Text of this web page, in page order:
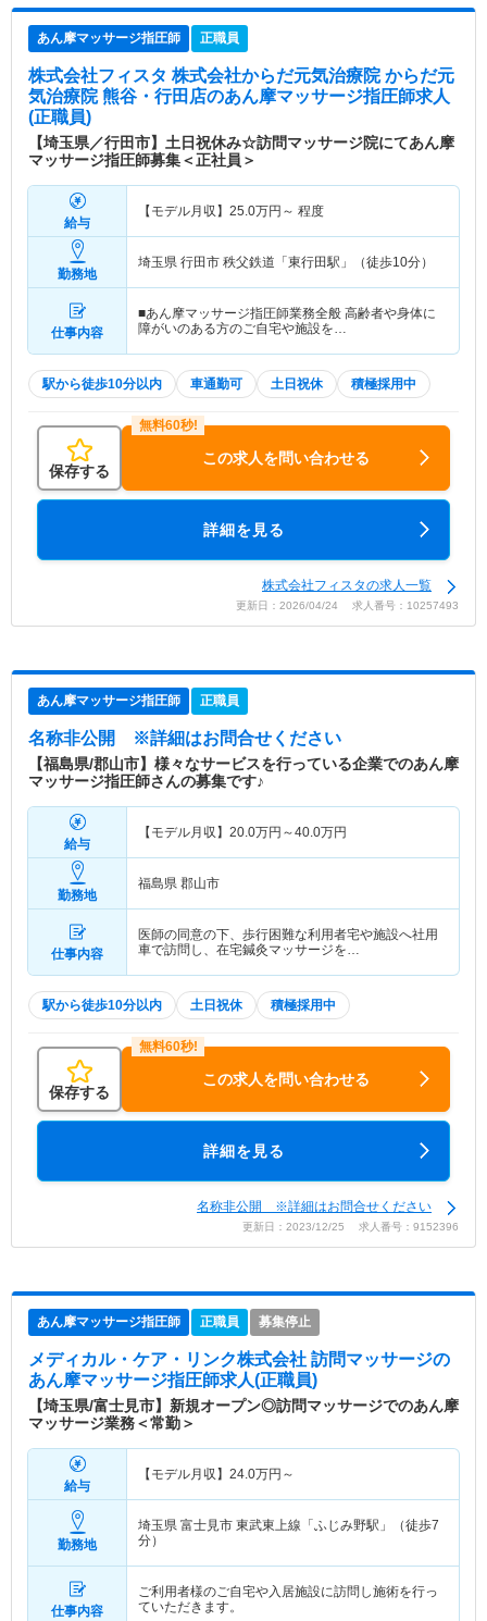
あん摩マッサージ指圧師 正職員
株式会社フィスタ 株式会社からだ元気治療院 からだ元
気治療院 熊谷・行田店のあん摩マッサージ指圧師求人
(正職員)
【埼玉県／行田市】土日祝休み☆訪問マッサージ院にてあん摩
マッサージ指圧師募集＜正社員＞
給与
【モデル月収】 25.0万円～ 程度
勤務地
埼玉県 行田市 秩父鉄道「東行田駅」（徒歩10分）
仕事内容
■あん摩マッサージ指圧師業務全般 高齢者や身体に
障がいのある方のご自宅や施設を…
駅から徒歩10分以内 車通勤可 土日祝休 積極採用中
保存する
この求人を問い合わせる
詳細を見る
株式会社フィスタの求人一覧
更新日：2026/04/24 求人番号：10257493
あん摩マッサージ指圧師 正職員
名称非公開 ※詳細はお問合せください
【福島県/郡山市】様々なサービスを行っている企業でのあん摩
マッサージ指圧師さんの募集です♪
給与
【モデル月収】 20.0万円～40.0万円
勤務地
福島県 郡山市
仕事内容
医師の同意の下、歩行困難な利用者宅や施設へ社用
車で訪問し、在宅鍼灸マッサージを…
駅から徒歩10分以内 土日祝休 積極採用中
保存する
この求人を問い合わせる
詳細を見る
名称非公開 ※詳細はお問合せください
更新日：2023/12/25 求人番号：9152396
あん摩マッサージ指圧師 正職員 募集停止
メディカル・ケア・リンク株式会社 訪問マッサージの
あん摩マッサージ指圧師求人(正職員)
【埼玉県/富士見市】新規オープン◎訪問マッサージでのあん摩
マッサージ業務＜常勤＞
給与
【モデル月収】 24.0万円～
勤務地
埼玉県 富士見市 東武東上線「ふじみ野駅」（徒歩7
分）
仕事内容
ご利用者様のご自宅や入居施設に訪問し施術を行っ
ていただきます。